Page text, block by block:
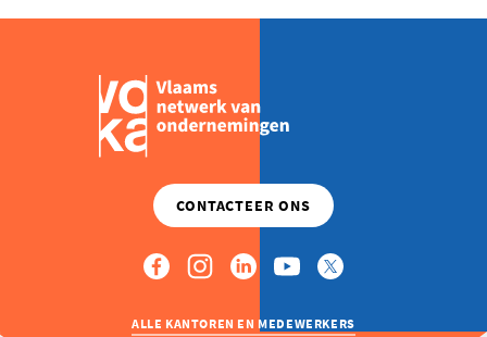
ALLE KANTOREN EN MEDEWERKERS